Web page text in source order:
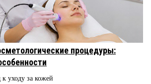
процедуры:
уходу за кожей